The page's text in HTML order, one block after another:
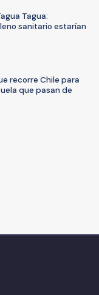
Tagua:
sanitario estarían
recorre Chile para
que pasan de